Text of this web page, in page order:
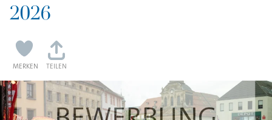
2026
MERKEN TEILEN